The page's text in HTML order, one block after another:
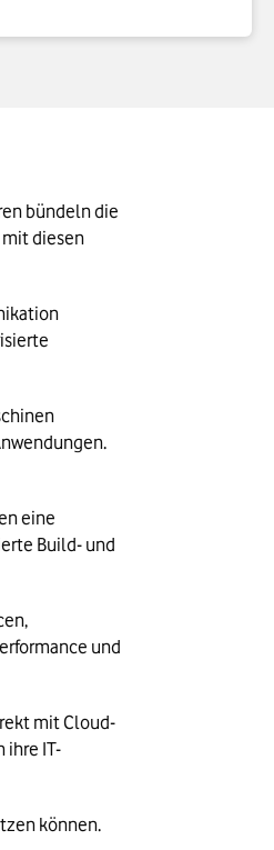
bündeln die
diesen
eine
Build- und
und
mit Cloud-
ihre IT-
können.